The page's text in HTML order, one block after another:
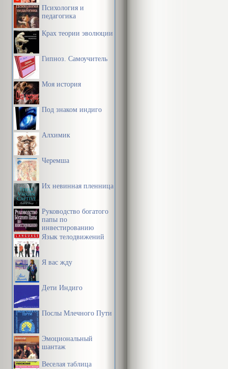
Психология и
педагогика
Крах теории эволюции
Гипноз. Самоучитель
Моя история
Под знаком индиго
Алхимик
Черемша
Их невинная пленница
Руководство богатого
папы по
инвестированию
Язык телодвижений
Я вас жду
Дети Индиго
Послы Млечного Пути
Эмоциональный
шантаж
Веселая таблица